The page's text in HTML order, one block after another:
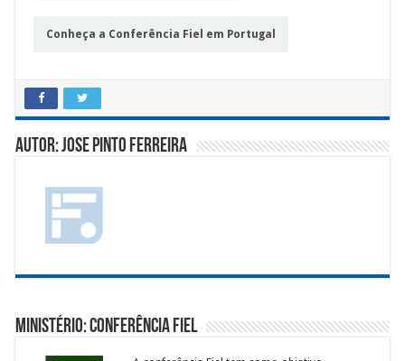
Conheça a Conferência Fiel em Portugal
Autor: Jose Pinto Ferreira
Ministério: Conferência Fiel